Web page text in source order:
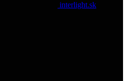
interlight.sk